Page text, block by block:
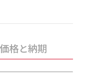
価格と納期
プタイプがござ
にぴったりで
プタイプがござ
にぴったりで